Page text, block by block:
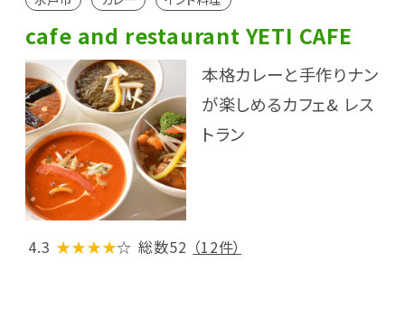
cafe and restaurant YETI CAFE
本格カレーと手作りナン
が楽しめるカフェ& レス
トラン
4.3 ★★★★☆ 総数52 （12件）